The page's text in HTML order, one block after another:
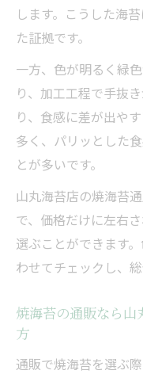
します。こうした海
た証拠です。
一方、色が明るく緑
り、加工工程で手抜
り、食感に差が出や
多く、パリッとした
とが多いです。
山丸海苔店の焼海苔
で、価格だけに左右
選ぶことができます
わせてチェックし、
焼海苔の通販なら
方
通販で焼海苔を選ぶ